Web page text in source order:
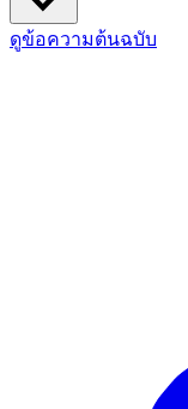
ดูข้อความต้นฉบับ